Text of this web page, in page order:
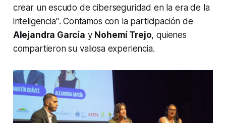
crear un escudo de ciberseguridad en la era de la
inteligencia". Contamos con la participación de
Alejandra García y Nohemí Trejo, quienes
compartieron su valiosa experiencia.